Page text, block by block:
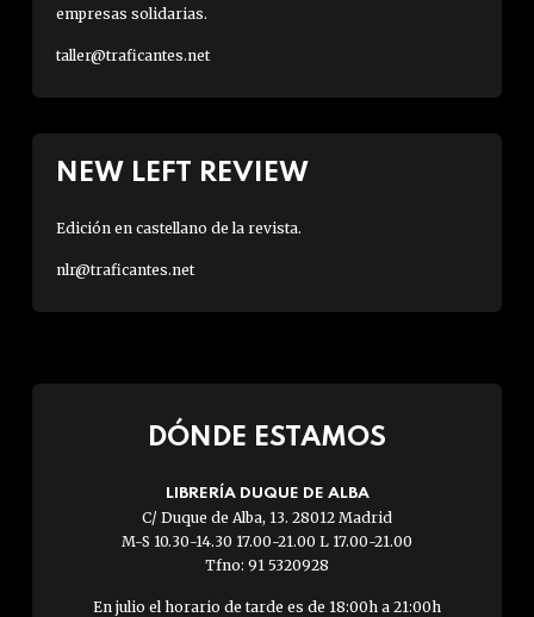
empresas solidarias.
taller@traficantes.net
NEW LEFT REVIEW
Edición en castellano de la revista.
nlr@traficantes.net
DÓNDE ESTAMOS
LIBRERÍA DUQUE DE ALBA
C/ Duque de Alba, 13. 28012 Madrid
M-S 10.30-14.30 17.00-21.00 L 17.00-21.00
Tfno: 91 5320928
En julio el horario de tarde es de 18:00h a 21:00h